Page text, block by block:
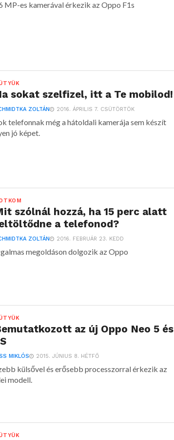
MP-es kamerával érkezik az Oppo F1s
sokat szelfizel, itt a Te mobilod!
ZOLTÁN 2016. ÁPRILIS 7. CSÜTÖRTÖK
telefonnak még a hátoldali kamerája sem készít
jó képet.
szólnál hozzá, ha 15 perc alatt
a telefonod?
ZOLTÁN 2016. FEBRUÁR 23. KEDD
megoldáson dolgozik az Oppo
az új Oppo Neo 5 és
MIKLÓS 2015. JÚNIUS 8. HÉTFŐ
külsővel és erősebb processzorral érkezik az
modell.